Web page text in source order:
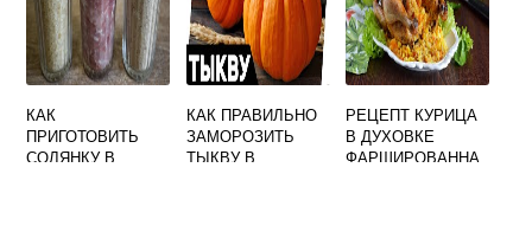
КАК
ПРИГОТОВИТЬ
СОЛЯНКУ В
КАК ПРАВИЛЬНО
ЗАМОРОЗИТЬ
ТЫКВУ В
РЕЦЕПТ КУРИЦА
В ДУХОВКЕ
ФАРШИРОВАННА